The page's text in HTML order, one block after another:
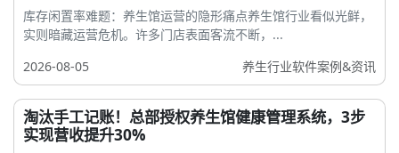
库存闲置率难题：养生馆运营的隐形痛点养生馆行业看似光鲜，
实则暗藏运营危机。许多门店表面客流不断，...
2026-08-05
养生行业软件案例&资讯
淘汰手工记账！总部授权养生馆健康管理系统，3步
实现营收提升30%